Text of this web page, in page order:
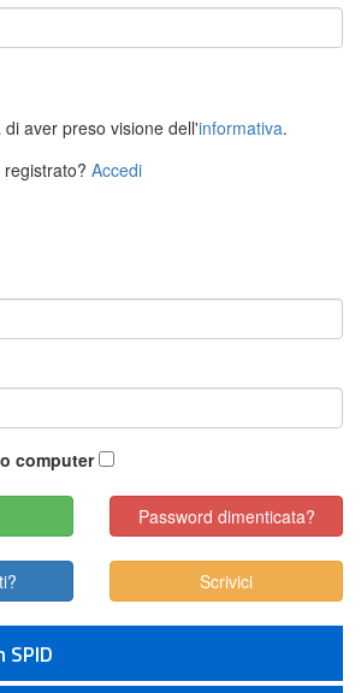
aver preso visione dell'informativa.
Accedi
computer
Password dimenticata?
Scrivici
SPID